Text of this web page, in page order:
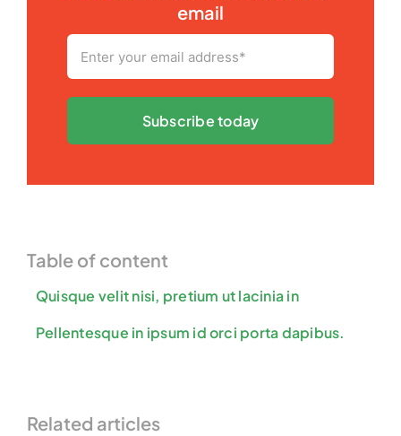
email
Subscribe today
Table of content
Quisque velit nisi, pretium ut lacinia in
Pellentesque in ipsum id orci porta dapibus.
Related articles